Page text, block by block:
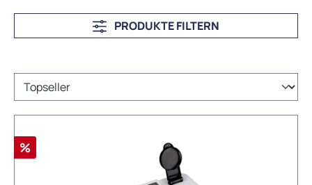
PRODUKTE FILTERN
Rabatt
%